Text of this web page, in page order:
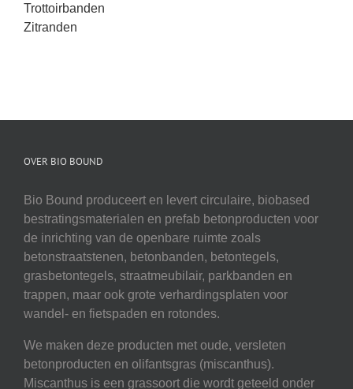
Trottoirbanden
Zitranden
OVER BIO BOUND
Bio Bound produceert en levert circulaire, biobased
bestratingsmaterialen en prefab betonproducten voor
de inrichting van de openbare ruimte zoals
betonstraatstenen, betonbanden, betontegels,
grasbetontegels, straatmeubilair, parkbanden en
trappen, maar ook grote verhardingsplaten voor
wandel- en fietspaden en rotondes.
We maken deze producten met oude, versleten
betonproducten en olifantsgras (miscanthus).
Miscanthus is een grassoort die wordt geteeld onder